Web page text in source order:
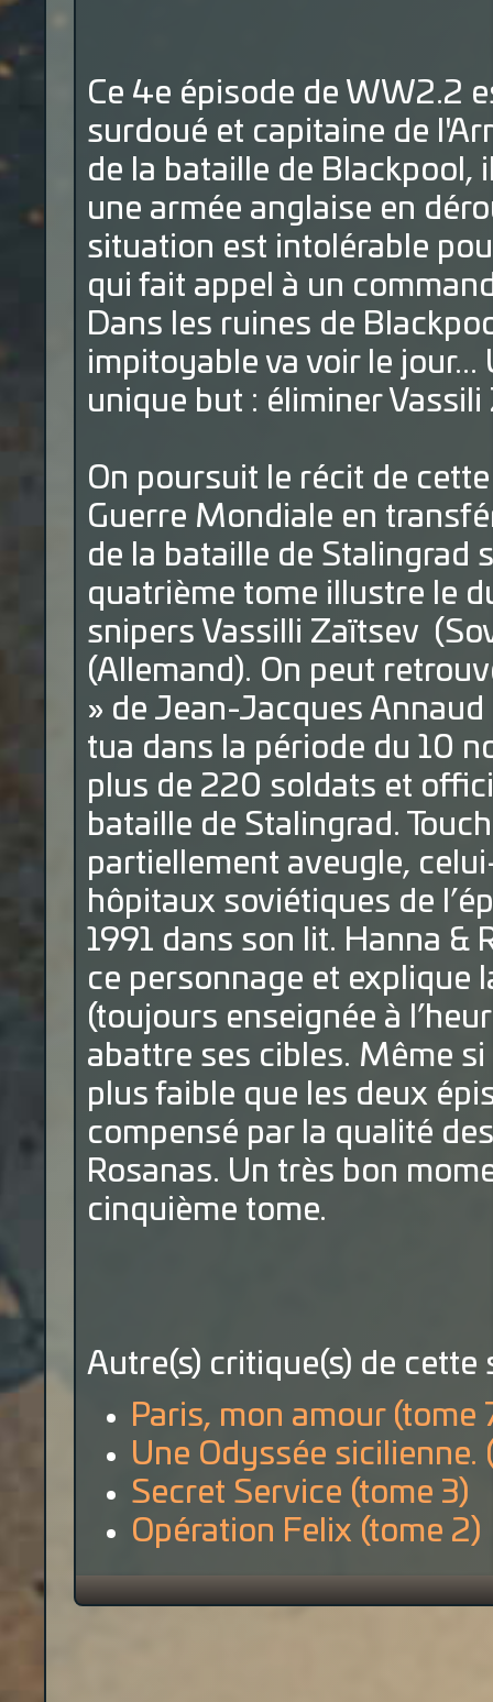
Ce 4e épisode de WW2.2
surdoué et capitaine de
de la bataille de Blackpool,
une armée anglaise en
situation est intolérable
qui fait appel à un
Dans les ruines de
impitoyable va voir le
unique but : éliminer Vassili
On poursuit le récit de
Guerre Mondiale en
de la bataille de Stalingrad
quatrième tome illustre le
snipers Vassilli Zaïtsev
(Allemand). On peut
» de Jean-Jacques
tua dans la période du 10
plus de 220 soldats et
bataille de Stalingrad.
partiellement aveugle,
hôpitaux soviétiques de
1991 dans son lit. Hanna &
ce personnage et explique
(toujours enseignée à
abattre ses cibles. Même
plus faible que les deux
compensé par la qualité
Rosanas. Un très bon
cinquième tome.
Autre(s) critique(s) de cette
Paris, mon amour (tome
Une Odyssée sicilienne.
Secret Service (tome 3)
Opération Felix (tome 2)